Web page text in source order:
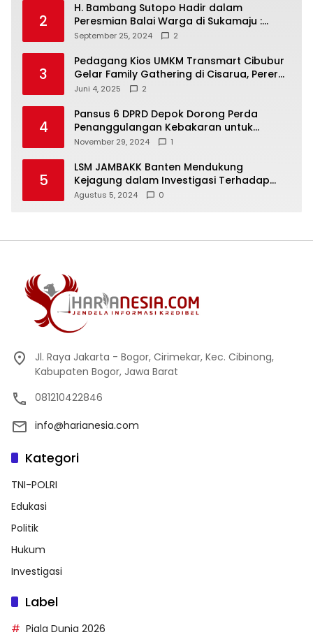
2
H. Bambang Sutopo Hadir dalam
Peresmian Balai Warga di Sukamaju :
Wadah Baru untuk Kolaborasi dan
September 25, 2024 2
3
Pedagang Kios UMKM Transmart Cibubur
Gelar Family Gathering di Cisarua, Pererat
Silaturahmi dan Kekompakan
Juni 4, 2025 2
4
Pansus 6 DPRD Depok Dorong Perda
Penanggulangan Kebakaran untuk
Keselamatan Warga
November 29, 2024 1
5
LSM JAMBAKK Banten Mendukung
Kejagung dalam Investigasi Terhadap
Walikota Bandar Lampung
Agustus 5, 2024 0
Jl. Raya Jakarta - Bogor, Cirimekar, Kec. Cibinong,
Kabupaten Bogor, Jawa Barat
081210422846
info@harianesia.com
Kategori
TNI-POLRI
Edukasi
Politik
Hukum
Investigasi
Label
Piala Dunia 2026